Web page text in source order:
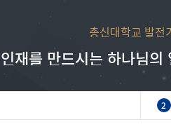
총신대학교 발전
재를 만드시는 하나님
2